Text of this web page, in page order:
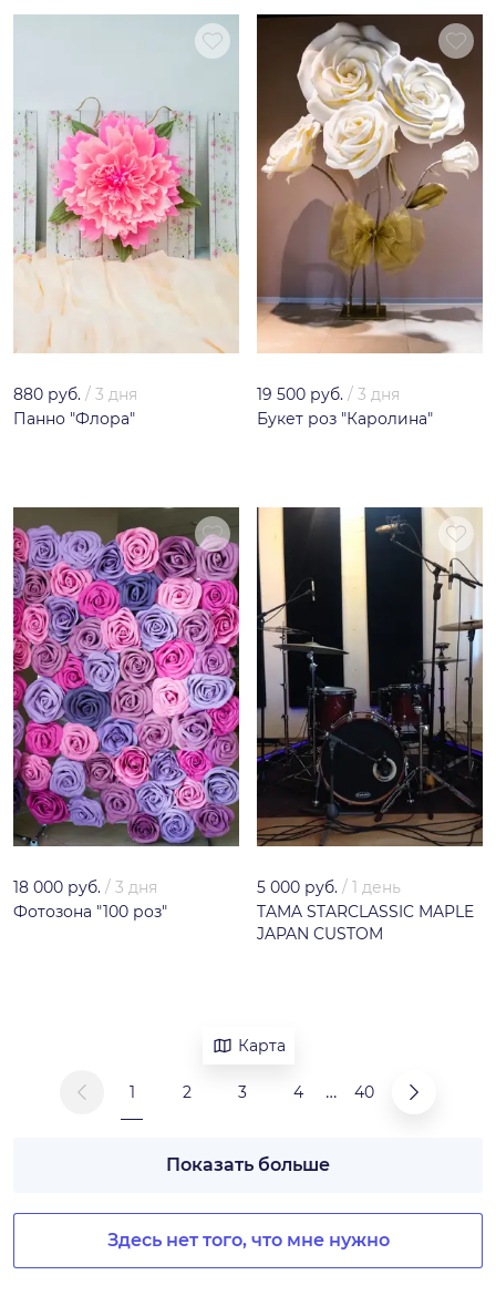
880 руб. / 3 дня
Панно "Флора"
19 500 руб. / 3 дня
Букет роз "Каролина"
18 000 руб. / 3 дня
Фотозона "100 роз"
5 000 руб. / 1 день
TAMA STARCLASSIC MAPLE
JAPAN CUSTOM
Карта
1 2 3 4 … 40
Показать больше
Здесь нет того, что мне нужно